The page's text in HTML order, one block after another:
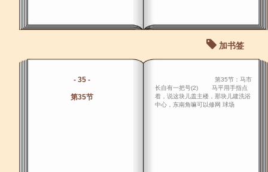
加书签
- 35 -
第35节
第35节：马市
长自有一把号(2) 马平用手指点
着，说这块儿盖主楼，那块儿建洗浴
中心，东南角嘛可以修网 球场